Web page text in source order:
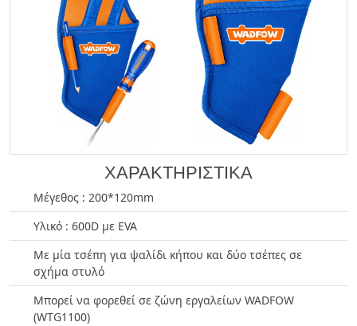
ΧΑΡΑΚΤΗΡΙΣΤΙΚΑ
Μέγεθος : 200*120mm
Υλικό : 600D με EVA
Με μία τσέπη για ψαλίδι κήπου και δύο τσέπες σε
σχήμα στυλό
Μπορεί να φορεθεί σε ζώνη εργαλείων WADFOW
(WTG1100)